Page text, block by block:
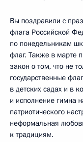
Вы поздравили с
флага Российской
по понедельникам
флаг. Также в марте
закон о том, что не
государственные
в детских садах и в
и исполнение гимна
патриотического
неформальная
к традициям.